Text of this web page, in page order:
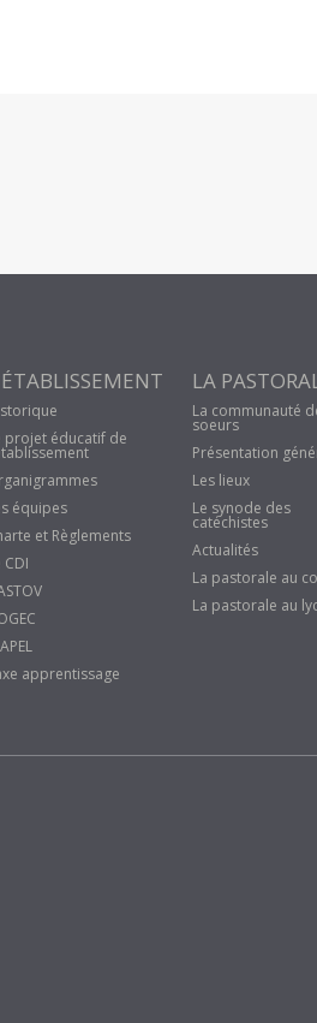
projet éducatif de
équipes
et Règlements
CDI
apprentissage
LA
La communauté
soeurs
Présentation
Les lieux
Le synode des
catéchistes
Actualités
La pastorale au
La pastorale au